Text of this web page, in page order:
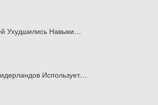
Ухудшились Навыки…
Использует…